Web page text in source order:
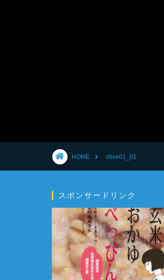
HOME olive01_01
スポンサードリンク